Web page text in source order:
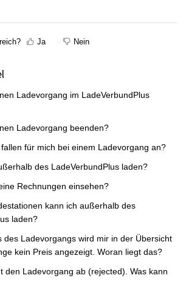
Ja Nein
Ladevorgang im LadeVerbundPlus
Ladevorgang beenden?
für mich bei einem Ladevorgang an?
des LadeVerbundPlus laden?
Rechnungen einsehen?
kann ich außerhalb des
laden?
des Ladevorgangs wird mir in der Übersicht
kein Preis angezeigt. Woran liegt das?
den Ladevorgang ab (rejected). Was kann